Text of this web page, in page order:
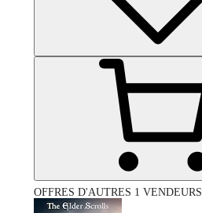
OFFRES D'AUTRES 1 VENDEURS